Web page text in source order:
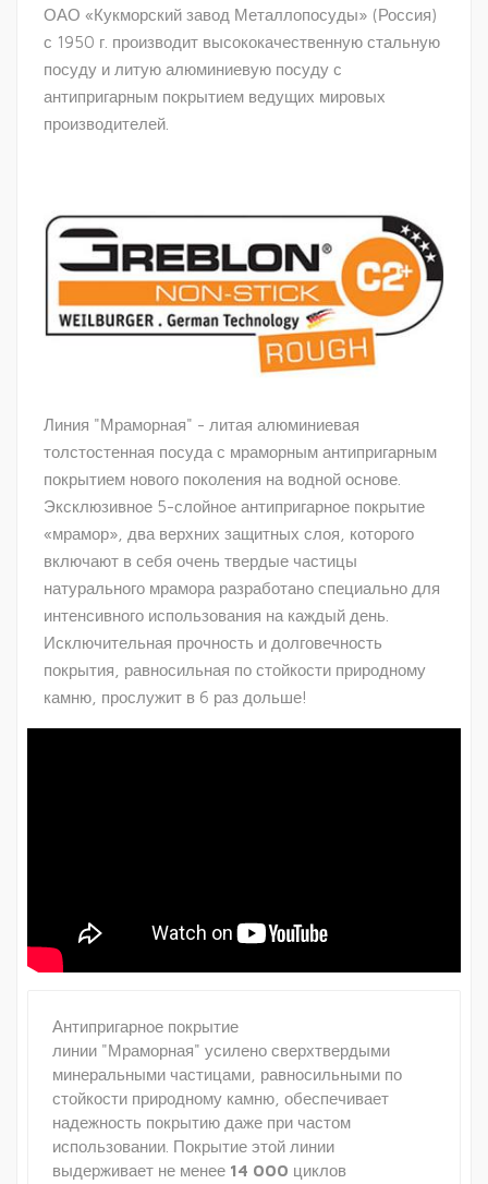
ОАО «Кукморский завод Металлопосуды» (Россия)
с 1950 г. производит высококачественную стальную
посуду и литую алюминиевую посуду с
антипригарным покрытием ведущих мировых
производителей.
Линия "Мраморная" - литая алюминиевая
толстостенная посуда с мраморным антипригарным
покрытием нового поколения на водной основе.
Эксклюзивное 5-слойное антипригарное покрытие
«мрамор», два верхних защитных слоя, которого
включают в себя очень твердые частицы
натурального мрамора разработано специально для
интенсивного использования на каждый день.
Исключительная прочность и долговечность
покрытия, равносильная по стойкости природному
камню, прослужит в 6 раз дольше!
Антипригарное покрытие
линии "Мраморная" усилено сверхтвердыми
минеральными частицами, равносильными по
стойкости природному камню, обеспечивает
надежность покрытию даже при частом
использовании. Покрытие этой линии
выдерживает не менее 14 000 циклов